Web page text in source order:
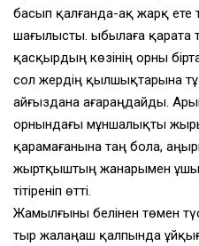
басып қалғанда-ақ жарқ ете
шағылысты. Қыбылаға
қасқырдың көзiнiң орны
сол жердiң қылшықтарына
айғыздана ағараңдайды.
орнындағы мұншалықты
қарамағанына таң бола,
жыртқыштың жанарымен
тiтiренiп өттi.
Жамылғыны белiнен төмен
тыр жалаңаш қалпында